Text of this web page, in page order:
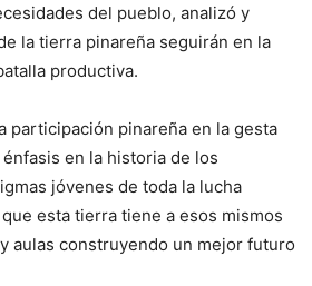
del pueblo, analizó y
la tierra pinareña seguirán en la
productiva.
participación pinareña en la gesta
en la historia de los
jóvenes de toda la lucha
esta tierra tiene a esos mismos
aulas construyendo un mejor futuro